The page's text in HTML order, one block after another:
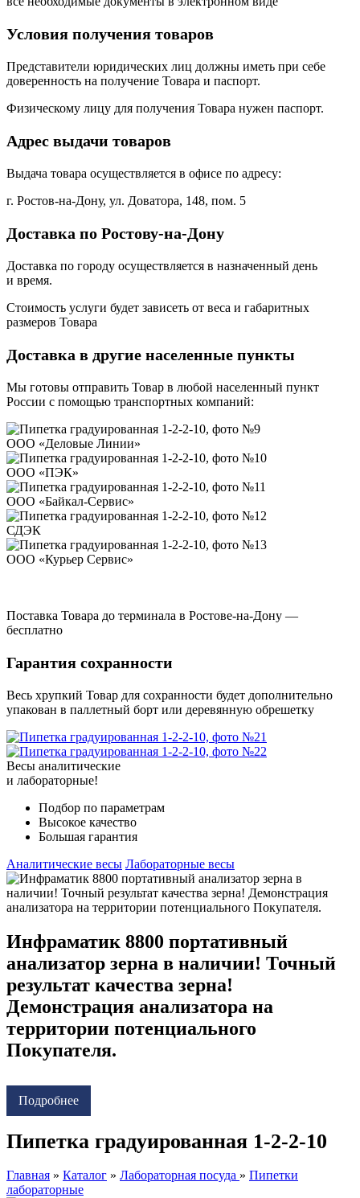
Условия получения товаров
Представители юридических лиц должны иметь при себе
доверенность на получение Товара и паспорт.
Физическому лицу для получения Товара нужен паспорт.
Адрес выдачи товаров
Выдача товара осуществляется в офисе по адресу:
г. Ростов-на-Дону, ул. Доватора, 148, пом. 5
Доставка по Ростову-на-Дону
Доставка по городу осуществляется в назначенный день
и время.
Стоимость услуги будет зависеть от веса и габаритных
размеров Товара
Доставка в другие населенные пункты
Мы готовы отправить Товар в любой населенный пункт
России с помощью транспортных компаний:
ООО «Деловые Линии»
ООО «ПЭК»
ООО «Байкал-Сервис»
СДЭК
ООО «Курьер Сервис»
Поставка Товара до терминала в Ростове-на-Дону —
бесплатно
Гарантия сохранности
Весь хрупкий Товар для сохранности будет дополнительно
упакован в паллетный борт или деревянную обрешетку
Весы аналитические
и лабораторные!
Подбор по параметрам
Высокое качество
Большая гарантия
Аналитические весы Лабораторные весы
Инфраматик 8800 портативный
анализатор зерна в наличии! Точный
результат качества зерна!
Демонстрация анализатора на
территории потенциального
Покупателя.
Подробнее
Пипетка градуированная 1-2-2-10
Главная » Каталог » Лабораторная посуда » Пипетки
лабораторные